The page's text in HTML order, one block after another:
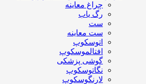
چراغ معاینه
رگ یاب
ست
ست معاینه
اتوسکوپ
افتالموسکوپ
گوشی پزشکی
نگاتوسکوپ
لارنگوسکوپ